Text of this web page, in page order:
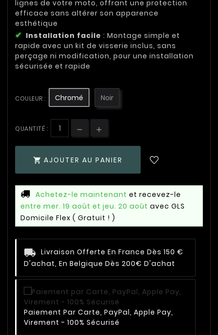
lignes de votre moto, offrant une protection
efficace sans altérer son apparence
esthétique
Installation facile : Montage simple et
rapide avec un kit de visserie inclus, sans
perçage ni modification, pour une installation
sécurisée et rapide
COULEUR : Chromé Noir
QUANTITÉ :
 AJOUTER AU PANIER
Achetez-le maintenant et recevez-le
entre mer. 19 août et jeu. 20 août avec GLS
Domicile Flex ( Gratuit ! )
Livraison Offerte En France Dès 150 €
D'achat, En Belgique Dès 200€ D'achat
Paiement Par Carte, PayPal, Apple Pay,
Virement - 100% Sécurisé